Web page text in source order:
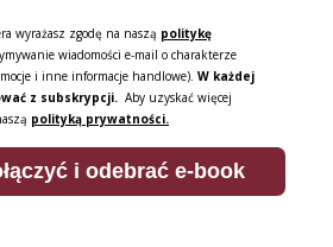
wyrażasz zgodę na naszą politykę
wiadomości e-mail o charakterze
i inne informacje handlowe). W każdej
z subskrypcji. Aby uzyskać więcej
polityką prywatności.
i odebrać e-book